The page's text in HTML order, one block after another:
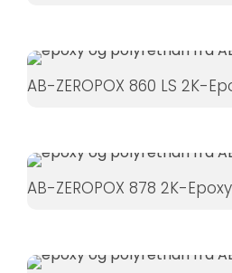
AB-ZEROPOX 860 LS 2K-
AB-ZEROPOX 878 2K-